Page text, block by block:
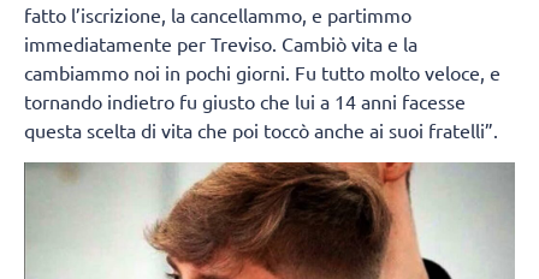
fatto l’iscrizione, la cancellammo, e partimmo
immediatamente per Treviso. Cambiò vita e la
cambiammo noi in pochi giorni. Fu tutto molto veloce, e
tornando indietro fu giusto che lui a 14 anni facesse
questa scelta di vita che poi toccò anche ai suoi fratelli”.